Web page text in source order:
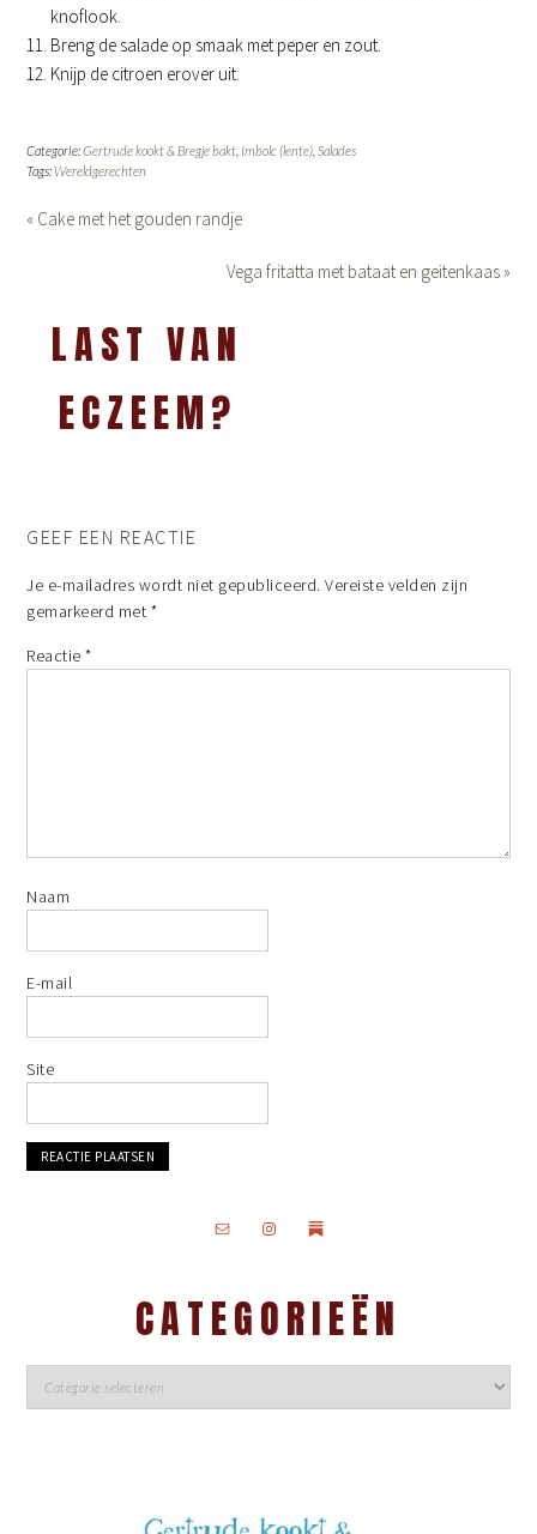
knoflook.
Breng de salade op smaak met peper en zout.
Knijp de citroen erover uit.
Categorie:Gertrude kookt & Bregje bakt Imbolc (lente) ,Salades
Tags:Wereldgerechten
« Cake met het gouden randje
Vega fritatta met bataat en geitenkaas »
LAST VAN
ECZEEM?
GEEF EEN REACTIE
Je e-mailadres wordt niet gepubliceerd. Vereiste velden zijn
gemarkeerd met *
Reactie*
Naam
E-mail
Site
CATEGORIEËN